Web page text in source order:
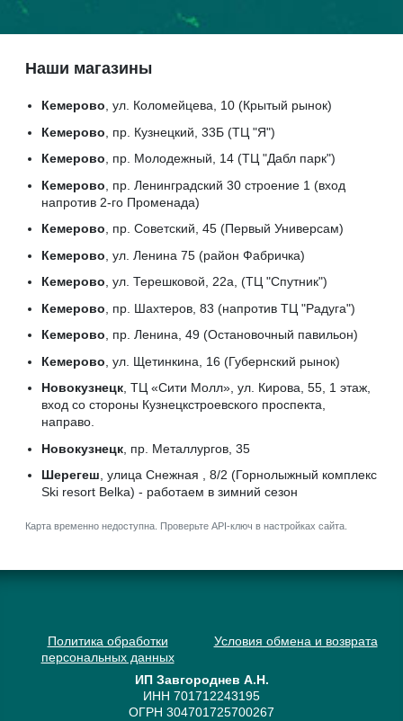
Наши магазины
Кемерово, ул. Коломейцева, 10 (Крытый рынок)
Кемерово , пр. Кузнецкий, 33Б (ТЦ "Я")
Кемерово, пр. Молодежный, 14 (ТЦ "Дабл парк")
Кемерово , пр. Ленинградский 30 строение 1 (вход
напротив 2-го Променада)
Кемерово, пр. Советский, 45 (Первый Универсам)
Кемерово , ул. Ленина 75 (район Фабричка)
Кемерово, ул. Терешковой, 22а, (ТЦ "Спутник")
Кемерово , пр. Шахтеров, 83 (напротив ТЦ "Радуга")
Кемерово, пр. Ленина, 49 (Остановочный павильон)
Кемерово , ул. Щетинкина, 16 (Губернский рынок)
Новокузнецк, ТЦ «Сити Молл», ул. Кирова, 55, 1 этаж,
вход со стороны Кузнецкстроевского проспекта,
направо.
Новокузнецк, пр. Металлургов, 35
Шерегеш, улица Снежная , 8/2 (Горнолыжный комплекс
Ski resort Belka) - работаем в зимний сезон
Карта временно недоступна. Проверьте API-ключ в настройках сайта.
Политика обработки
персональных данных
Условия обмена и возврата
ИП Завгороднев А.Н.
ИНН 701712243195
ОГРН 304701725700267